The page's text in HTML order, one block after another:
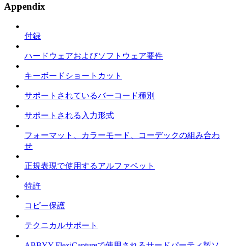
Appendix
付録
ハードウェアおよびソフトウェア要件
キーボードショートカット
サポートされているバーコード種別
サポートされる入力形式
フォーマット、カラーモード、コーデックの組み合わ
せ
正規表現で使用するアルファベット
特許
コピー保護
テクニカルサポート